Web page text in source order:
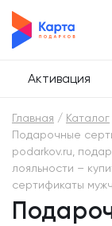
Активация
Главная
Каталог
Подарочные
podarkov.ru,
лояльности –
сертификаты